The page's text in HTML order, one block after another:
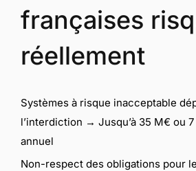
françaises
réellement
Systèmes à risque inacceptable
l’interdiction → Jusqu’à 35 M€ ou
annuel
Non-respect des obligations pour